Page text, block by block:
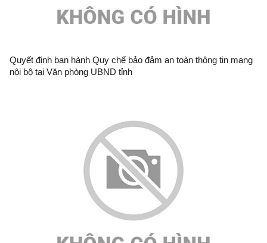
Quyết định ban hành Quy chế bảo đảm an toàn thông tin mạng
nội bộ tại Văn phòng UBND tỉnh